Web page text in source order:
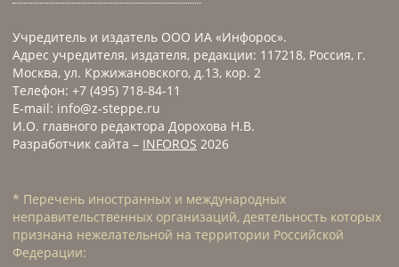
Учредитель и издатель ООО ИА «Инфорос».
Адрес учредителя, издателя, редакции: 117218, Россия, г.
Москва, ул. Кржижановского, д.13, кор. 2
Телефон: +7 (495) 718-84-11
E-mail: info@z-steppe.ru
И.О. главного редактора Дорохова Н.В.
Разработчик сайта – INFOROS 2026
* Перечень иностранных и международных
неправительственных организаций, деятельность которых
признана нежелательной на территории Российской
Федерации: